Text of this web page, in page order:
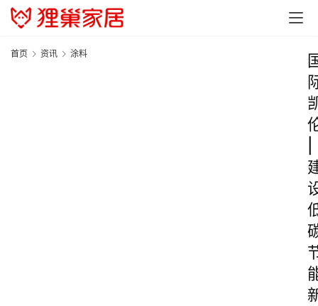
首页 资讯 涂料